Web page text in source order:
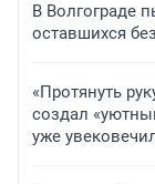
В Волгограде
оставшихся
«Протянуть
создал
уже